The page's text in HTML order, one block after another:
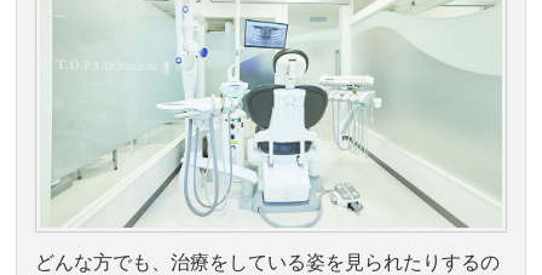
どんな方でも、治療をしている姿を見られたりするの